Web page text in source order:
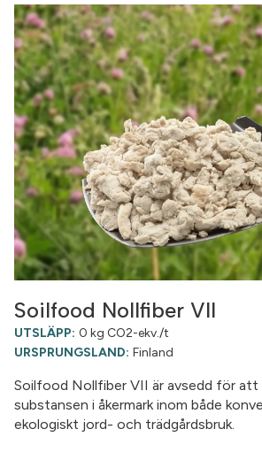
Soilfood Nollfiber VII
UTSLÄPP: 0 kg CO2-ekv./t
URSPRUNGSLAND: Finland
Soilfood Nollfiber VII är avsedd för att
substansen i åkermark inom både
ekologiskt jord- och trädgårdsbruk.